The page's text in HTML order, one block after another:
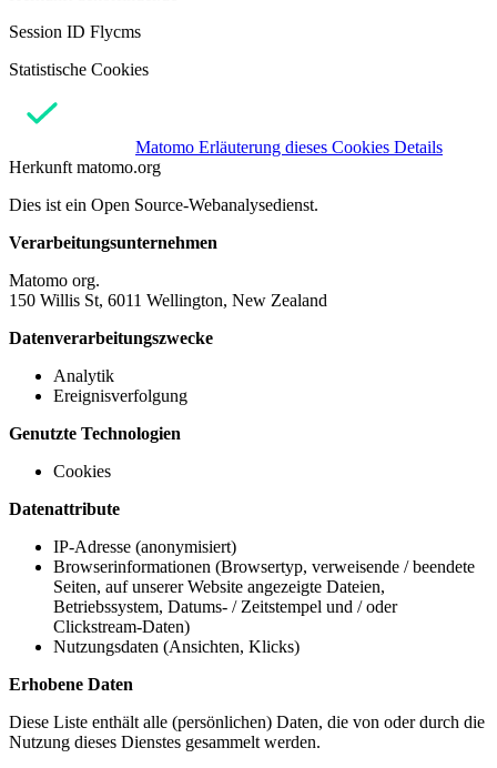
Session ID Flycms
Statistische Cookies
Matomo Erläuterung dieses Cookies Details
Herkunft matomo.org
Dies ist ein Open Source-Webanalysedienst.
Verarbeitungsunternehmen
Matomo org.
150 Willis St, 6011 Wellington, New Zealand
Datenverarbeitungszwecke
Analytik
Ereignisverfolgung
Genutzte Technologien
Cookies
Datenattribute
IP-Adresse (anonymisiert)
Browserinformationen (Browsertyp, verweisende / beendete
Seiten, auf unserer Website angezeigte Dateien,
Betriebssystem, Datums- / Zeitstempel und / oder
Clickstream-Daten)
Nutzungsdaten (Ansichten, Klicks)
Erhobene Daten
Diese Liste enthält alle (persönlichen) Daten, die von oder durch die
Nutzung dieses Dienstes gesammelt werden.